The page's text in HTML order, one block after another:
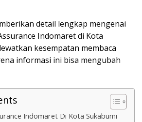
detail lengkap mengenai
Indomaret di Kota
kesempatan membaca
informasi ini bisa mengubah
Indomaret Di Kota Sukabumi